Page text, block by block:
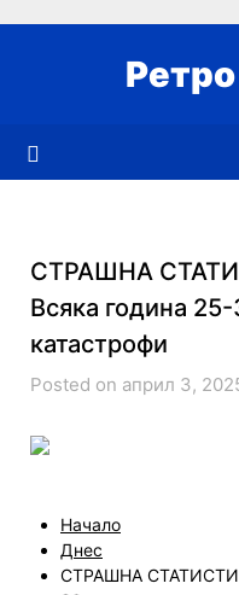
СТРАШНА
Всяка година
катастрофи
Posted on април 3,
Начало
Днес
СТРАШНА